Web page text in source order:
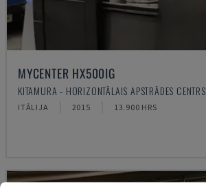
MYCENTER HX500IG
KITAMURA - HORIZONTĀLAIS APSTRĀDES CENTRS
ITĀLIJA 2015 13.900 HRS